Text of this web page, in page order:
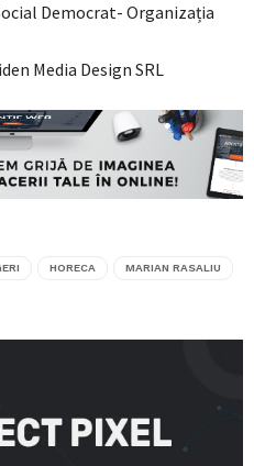
Democrat- Organizația
Media Design SRL
HORECA MARIAN RASALIU